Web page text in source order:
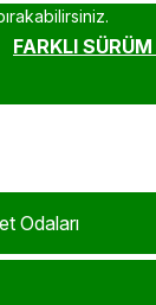
FARKLI SÜRÜM
Odaları